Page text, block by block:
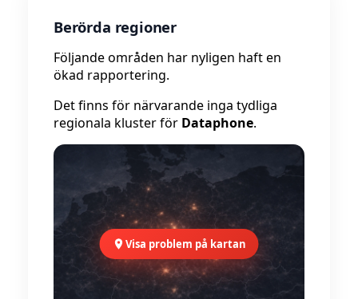
Berörda regioner
Följande områden har nyligen haft en
ökad rapportering.
Det finns för närvarande inga tydliga
regionala kluster för Dataphone.
Visa problem på kartan